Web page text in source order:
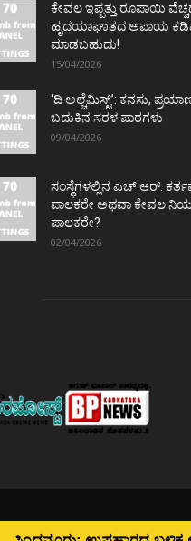
ಕೇವಲ ಇಪ್ಪತ್ತು ರೂಪಾಯಿ
ಹೃದಯಾಘಾತದ ಅಪಾಯ
ಮಾಡಬಹುದು!
15/04/2026
‘ದಿ ಅಲ್ಚೆಮಿಸ್ಟ್’: ಕನಸು,
ಬದುಕಿನ ಸರಳ ಪಾಠಗಳು
09/04/2026
ಸಂಸ್ಥೆಗಳಲ್ಲಿನ ಎಚ್.ಆರ್.
ಪಾಲಕರೇ ಅಥವಾ ಕೇವಲ
ಪಾಲಕರೇ?
02/04/2026